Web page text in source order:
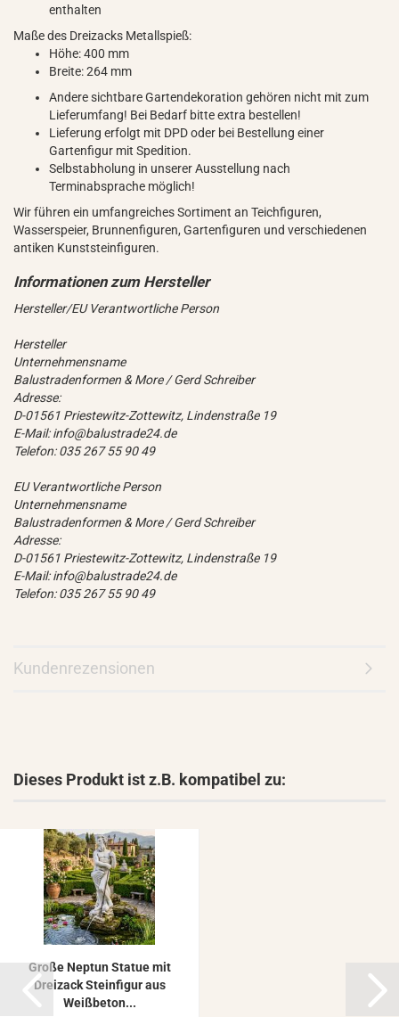
enthalten
Maße des Dreizacks Metallspieß:
Höhe: 400 mm
Breite: 264 mm
Andere sichtbare Gartendekoration gehören nicht mit zum
Lieferumfang! Bei Bedarf bitte extra bestellen!
Lieferung erfolgt mit DPD oder bei Bestellung einer
Gartenfigur mit Spedition.
Selbstabholung in unserer Ausstellung nach
Terminabsprache möglich!
Wir führen ein umfangreiches Sortiment an Teichfiguren,
Wasserspeier, Brunnenfiguren, Gartenfiguren und verschiedenen
antiken Kunststeinfiguren.
Hersteller/EU Verantwortliche Person
Hersteller
Unternehmensname
Balustradenformen & More / Gerd Schreiber
Adresse:
D-01561 Priestewitz-Zottewitz, Lindenstraße 19
E-Mail: info@balustrade24.de
Telefon: 035 267 55 90 49
EU Verantwortliche Person
Unternehmensname
Balustradenformen & More / Gerd Schreiber
Adresse:
D-01561 Priestewitz-Zottewitz, Lindenstraße 19
E-Mail: info@balustrade24.de
Telefon: 035 267 55 90 49
Kundenrezensionen
Dieses Produkt ist z.B. kompatibel zu:
Große Nep­tun Sta­tue mit
Drei­zack Stein­fi­gur aus
Weiß­be­ton...